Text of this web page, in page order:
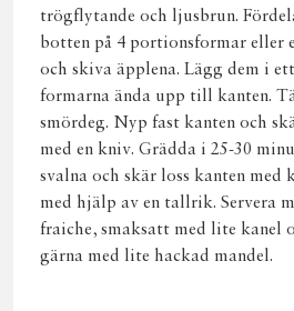
trögflytande och ljusbrun.
botten på 4 portionsformar eller
och skiva äpplena. Lägg dem i
formarna ända upp till kanten.
smördeg. Nyp fast kanten och
med en kniv. Grädda i 25-30
svalna och skär loss kanten med
med hjälp av en tallrik. Servera
fraiche, smaksatt med lite kanel
gärna med lite hackad mandel.